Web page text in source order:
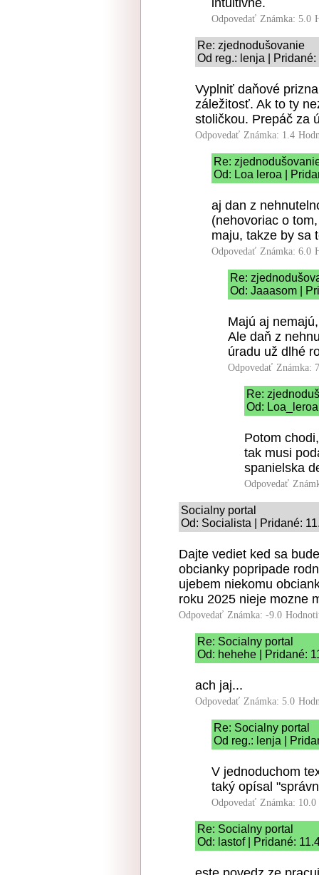
intuitivne.
Odpovedať Známka: 5.0
Re: zjednodušovanie
Od reg.: lenja |
Vyplniť daňové
záležitosť. Ak to ty
stoličkou. Prepáč za
Odpovedať Známka: 1.4
Re:
Od: Loa leroa |
aj dan z
(nehovoriac o
maju, takze by sa
Odpovedať Známka: 6.0
Re:
Od: Jaaasom |
Majú aj
Ale daň z
úradu už dlhé
Odpovedať Známka:
Re:
Od:
Potom
tak musi
spanielska
Odpovedať
Socialny portal
Od: Socialista | Pridané:
Dajte vediet ked sa
obcianky popripade
ujebem niekomu
roku 2025 nieje mozne
Odpovedať Známka: -9.0
Re: Socialny portal
Od: hehehe | Pridané:
ach jaj...
Odpovedať Známka: 5.0
Re: Socialny portal
Od reg.: lenja |
V jednoduchom
taký opísal
Odpovedať Známka: 10.0
Re: Socialny portal
Od: lastof | Pridané: